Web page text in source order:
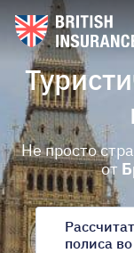
Не просто
от
полиса